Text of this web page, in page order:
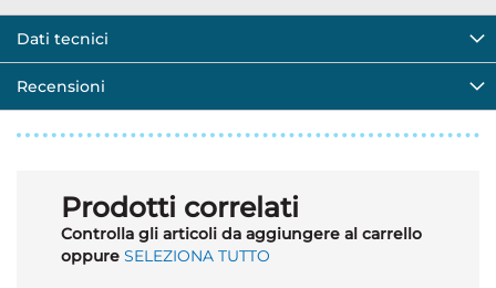
Dati tecnici
Recensioni
Prodotti correlati
Controlla gli articoli da aggiungere al carrello
oppure SELEZIONA TUTTO